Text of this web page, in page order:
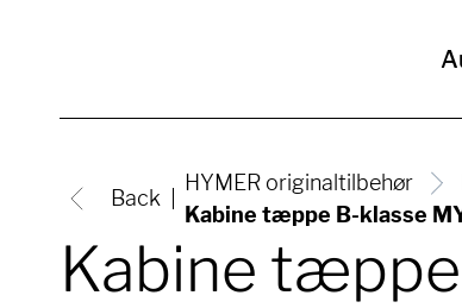
Back
HYMER originaltilbehør
Kabine tæppe B-klasse
Kabine